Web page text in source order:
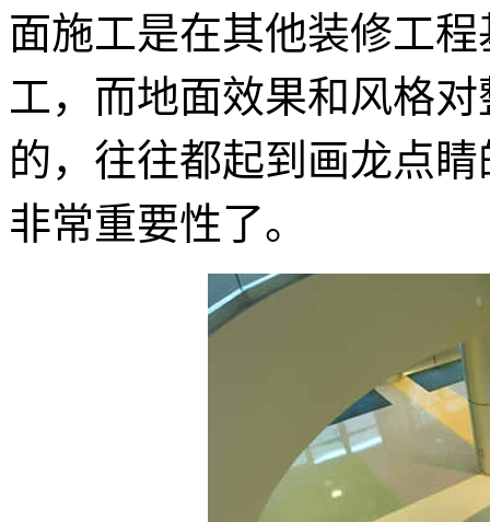
面施工是在其他装修工
工，而地面效果和风格
的，往往都起到画龙点
非常重要性了。